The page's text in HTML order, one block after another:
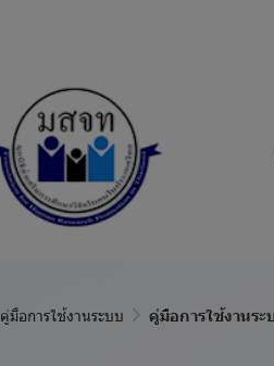
คู่มือการใช้งานระบบ คู่มือการใช้งานร